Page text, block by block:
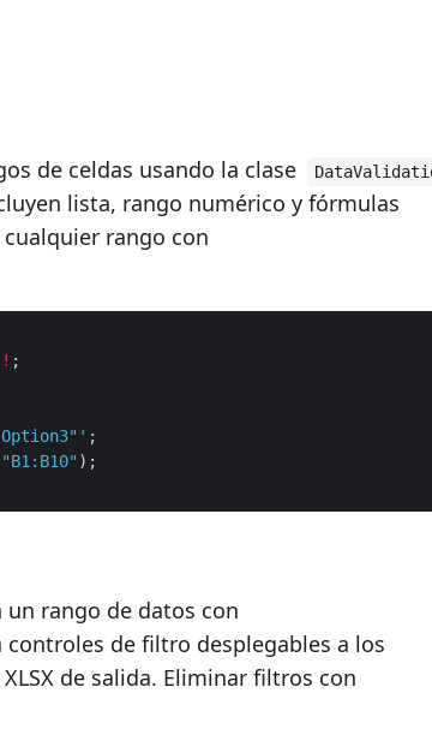
de celdas usando la clase
lista, rango numérico y fórmulas
rango con
!
"B1:B10"
rango de datos con
controles de filtro desplegables a los
de salida. Eliminar filtros con